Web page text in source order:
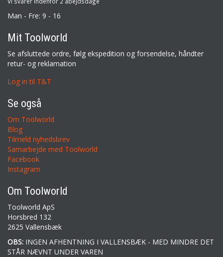
Man - Fre: 9 - 16
Mit Toolworld
Se afsluttede ordre, følg ekspedition og forsendelse, håndter
retur- og reklamation
Log in til T&T
Se også
Om Toolworld
Blog
Tilmeld nyhedsbrev
Samarbejde med Toolworld
Facebook
Instagram
Om Toolworld
Toolworld ApS
Horsbred 132
2625 Vallensbæk
OBS: INGEN AFHENTNING I VALLENSBÆK - MED MINDRE DET
STÅR NÆVNT UNDER VAREN